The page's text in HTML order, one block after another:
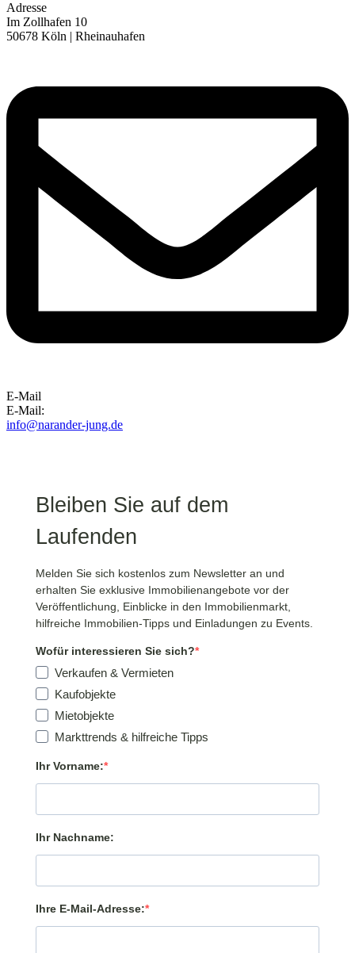
Adresse
Im Zollhafen 10
50678 Köln | Rheinauhafen
E-Mail
E-Mail:
info@narander-jung.de
Bleiben Sie auf dem
Laufenden
Melden Sie sich kostenlos zum Newsletter an und
erhalten Sie exklusive Immobilienangebote vor der
Veröffentlichung, Einblicke in den Immobilienmarkt,
hilfreiche Immobilien-Tipps und Einladungen zu Events.
Wofür interessieren Sie sich?
Verkaufen & Vermieten
Kaufobjekte
Mietobjekte
Markttrends & hilfreiche Tipps
Ihr Vorname:
Ihr Nachname:
Ihre E-Mail-Adresse: